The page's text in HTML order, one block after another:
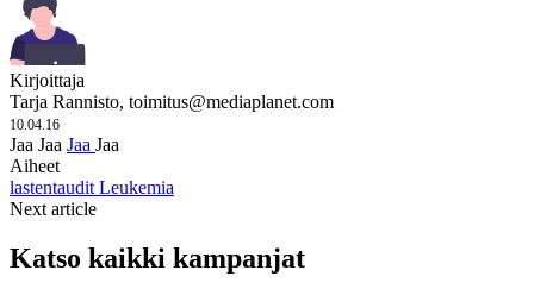
Kirjoittaja
Tarja Rannisto, toimitus@mediaplanet.com
10.04.16
Jaa Jaa Jaa Jaa
Aiheet
lastentaudit Leukemia
Next article
Katso kaikki kampanjat